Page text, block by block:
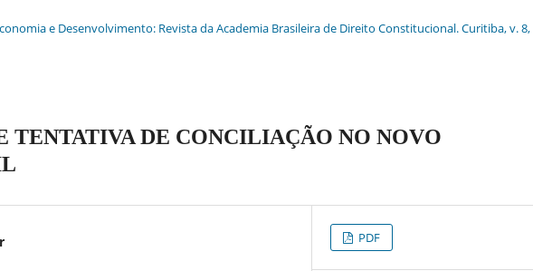
e Desenvolvimento: Revista da Academia Brasileira de Direito Constitucional. Curitiba, v. 8,
TENTATIVA DE CONCILIAÇÃO NO NOVO
PDF